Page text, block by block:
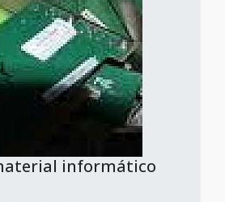
informático